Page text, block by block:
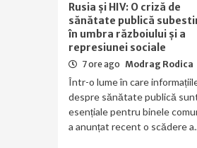
Rusia și HIV: O criză de
sănătate publică
în umbra războiului și a
represiunei sociale
7 ore ago Modrag Rodica
Într-o lume în care
despre sănătate publică
esențiale pentru binele
a anunțat recent o scădere